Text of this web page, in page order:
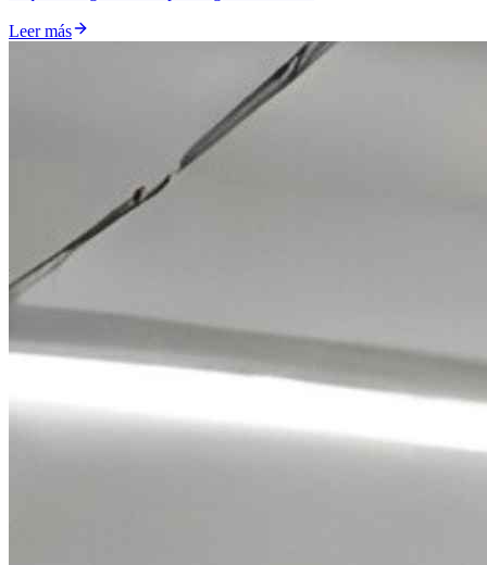
Leer más